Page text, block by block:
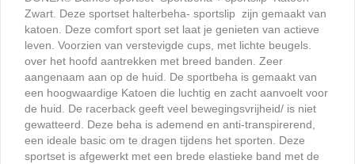
Zwart. Deze sportset halterbeha- sportslip zijn gemaakt van
katoen. Deze comfort sport set laat je genieten van actieve
leven. Voorzien van verstevigde cups, met lichte beugels.
over het hoofd aantrekken met breed banden. Zeer
aangenaam aan op de huid. De sportbeha is gemaakt van
een hoogwaardige Katoen die luchtig en zacht aanvoelt voor
de huid. De racerback geeft veel bewegingsvrijheid/ is niet
gewatteerd. Deze beha is ademend en anti-transpirerend,
een ideale basic om te dragen tijdens het sporten. Deze
sportset is afgewerkt met een brede elastieke band met de